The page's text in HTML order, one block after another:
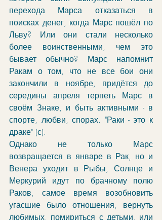
перехода Марса отказаться в
поисках денег, когда Марс пошёл по
Льву? Или они стали несколько
более воинственными, чем это
бывает обычно? Марс напомнит
Ракам о том, что не все бои они
закончили в ноябре, придётся до
середины апреля терпеть Марс в
своём Знаке, и быть активными - в
спорте, любви, спорах. "Раки - это к
драке" (с).
Однако не только Марс
возвращается в январе в Рак, но и
Венера уходит в Рыбы, Солнце и
Меркурий идут по брачному полю
Раков, самое время возобновить
угасшие было отношения, вернуть
любимых, помириться с детьми, или